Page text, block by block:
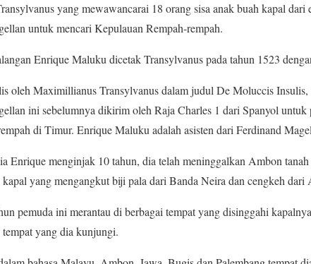
yang mewawancarai 18 orang sisa anak buah kapal dari
untuk mencari Kepulauan Rempah-rempah.
Enrique Maluku dicetak Transylvanus pada tahun 1523
oleh Maximillianus Transylvanus dalam judul De Moluccis Insulis,
ini sebelumnya dikirim oleh Raja Charles 1 dari Spanyol untuk
di Timur. Enrique Maluku adalah asisten dari Ferdinand
Enrique menginjak 10 tahun, dia telah meninggalkan Ambon
yang mengangkut biji pala dari Banda Neira dan cengkeh dari
pemuda ini merantau di berbagai tempat yang disinggahi
tempat yang dia kunjungi.